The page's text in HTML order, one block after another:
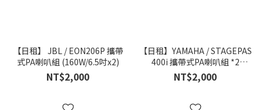
【日租】 JBL / EON206P 攜帶
式PA喇叭組 (160W/6.5吋x2)
NT$2,000
【日租】YAMAHA / STAGEPAS
400i 攜帶式PA喇叭組 *2
(400W)
NT$2,000